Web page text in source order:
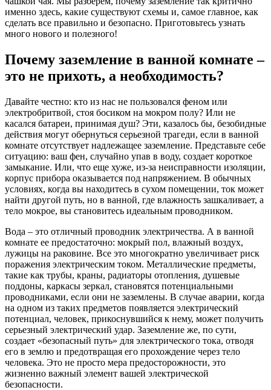
именно здесь, какие существуют схемы и, самое главное, как
сделать все правильно и безопасно. Приготовьтесь узнать
много нового и полезного!
Почему заземление в ванной комнате –
это не прихоть, а необходимость?
Давайте честно: кто из нас не пользовался феном или
электробритвой, стоя босиком на мокром полу? Или не
касался батареи, принимая душ? Эти, казалось бы, безобидные
действия могут обернуться серьезной трагеди, если в ванной
комнате отсутствует надлежащее заземление. Представьте себе
ситуацию: ваш фен, случайно упав в воду, создает короткое
замыкание. Или, что еще хуже, из-за неисправности изоляции,
корпус прибора оказывается под напряжением. В обычных
условиях, когда вы находитесь в сухом помещении, ток может
найти другой путь, но в ванной, где влажность зашкаливает, а
тело мокрое, вы становитесь идеальным проводником.
Вода – это отличный проводник электричества. А в ванной
комнате ее предостаточно: мокрый пол, влажный воздух,
лужицы на раковине. Все это многократно увеличивает риск
поражения электрическим током. Металлические предметы,
такие как трубы, краны, радиаторы отопления, душевые
поддоны, каркасы зеркал, становятся потенциальными
проводниками, если они не заземлены. В случае аварии, когда
на одном из таких предметов появляется электрический
потенциал, человек, прикоснувшийся к нему, может получить
серьезный электрический удар. Заземление же, по сути,
создает «безопасный путь» для электрического тока, отводя
его в землю и предотвращая его прохождение через тело
человека. Это не просто мера предосторожности, это
жизненно важный элемент вашей электрической
безопасности.